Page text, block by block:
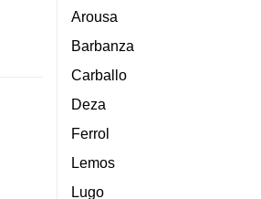
Arousa
Barbanza
Carballo
Deza
Ferrol
Lemos
Lugo